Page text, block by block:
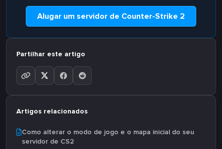
Alugar um servidor de Counter-Strike 2
Partilhar este artigo
Artigos relacionados
Como alterar o modo de jogo e o mapa inicial do seu
servidor de CS2